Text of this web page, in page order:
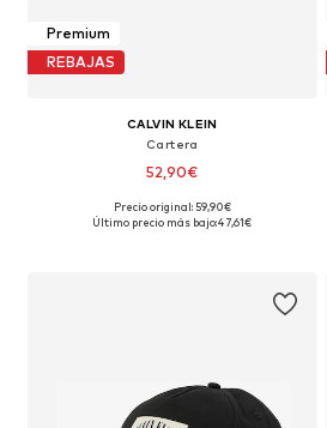
Premium
REBAJAS
CALVIN KLEIN
Cartera
52,90€
Tallas disponibles: One Size
Precio original: 59,90€
Último precio más bajo:47,61€